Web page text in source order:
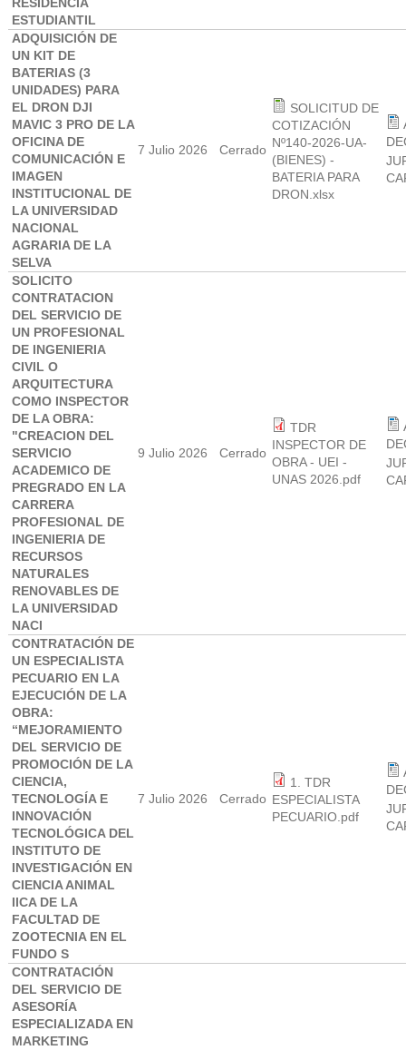
RESIDENCIA
ESTUDIANTIL
ADQUISICIÓN DE
UN KIT DE
BATERIAS (3
UNIDADES) PARA
EL DRON DJI
MAVIC 3 PRO DE LA
OFICINA DE
COMUNICACIÓN E
IMAGEN
INSTITUCIONAL DE
LA UNIVERSIDAD
NACIONAL
AGRARIA DE LA
SELVA
7 Julio 2026 Cerrado
SOLICITUD DE
COTIZACIÓN
Nº140-2026-UA-
(BIENES) -
BATERIA PARA
DRON.xlsx
SOLICITO
CONTRATACION
DEL SERVICIO DE
UN PROFESIONAL
DE INGENIERIA
CIVIL O
ARQUITECTURA
COMO INSPECTOR
DE LA OBRA:
"CREACION DEL
SERVICIO
ACADEMICO DE
PREGRADO EN LA
CARRERA
PROFESIONAL DE
INGENIERIA DE
RECURSOS
NATURALES
RENOVABLES DE
LA UNIVERSIDAD
NACI
9 Julio 2026 Cerrado
TDR
INSPECTOR DE
OBRA - UEI -
UNAS 2026.pdf
CONTRATACIÓN DE
UN ESPECIALISTA
PECUARIO EN LA
EJECUCIÓN DE LA
OBRA:
“MEJORAMIENTO
DEL SERVICIO DE
PROMOCIÓN DE LA
CIENCIA,
TECNOLOGÍA E
INNOVACIÓN
TECNOLÓGICA DEL
INSTITUTO DE
INVESTIGACIÓN EN
CIENCIA ANIMAL
IICA DE LA
FACULTAD DE
ZOOTECNIA EN EL
FUNDO S
7 Julio 2026 Cerrado
1. TDR
ESPECIALISTA
PECUARIO.pdf
CONTRATACIÓN
DEL SERVICIO DE
ASESORÍA
ESPECIALIZADA EN
MARKETING